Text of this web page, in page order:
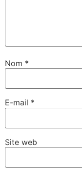
Nom *
E-mail *
Site web